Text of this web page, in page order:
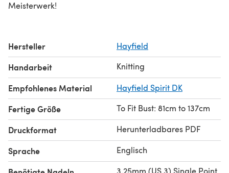
Meisterwerk!
Hersteller Hayfield
Handarbeit Knitting
Empfohlenes Material Hayfield Spirit DK
Fertige Größe To Fit Bust: 81cm to 137cm
Druckformat Herunterladbares PDF
Sprache Englisch
3.25mm (US 3) Single Point